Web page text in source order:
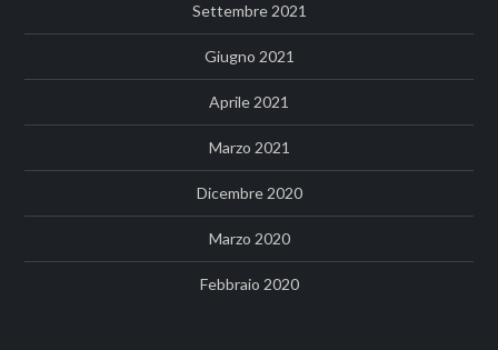
Settembre 2021
Giugno 2021
Aprile 2021
Marzo 2021
Dicembre 2020
Marzo 2020
Febbraio 2020